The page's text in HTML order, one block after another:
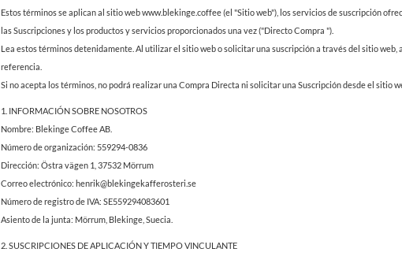
Estos términos se aplican al sitio web www.blekinge.coffee (el "Sitio web"), los servicios de suscripción
las Suscripciones y los productos y servicios proporcionados una vez ("Directo Compra ").
Lea estos términos detenidamente. Al utilizar el sitio web o solicitar una suscripción a través del sitio
referencia.
Si no acepta los términos, no podrá realizar una Compra Directa ni solicitar una Suscripción desde el sitio
1. INFORMACIÓN SOBRE NOSOTROS
Nombre: Blekinge Coffee AB.
Número de organización: 559294-0836
Dirección: Östra vägen 1, 37532 Mörrum
Correo electrónico: henrik@blekingekafferosteri.se
Número de registro de IVA: SE559294083601
Asiento de la junta: Mörrum, Blekinge, Suecia.
2. SUSCRIPCIONES DE APLICACIÓN Y TIEMPO VINCULANTE